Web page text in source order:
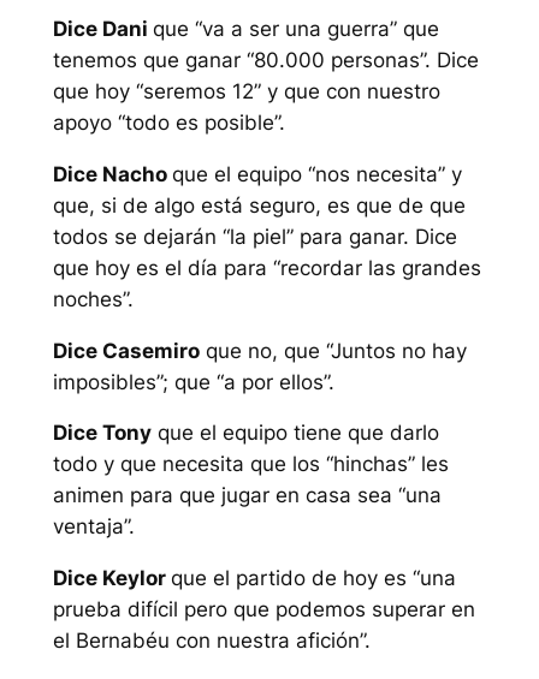
Dice Dani que “va a ser una guerra” que
tenemos que ganar “80.000 personas”. Dice
que hoy “seremos 12” y que con nuestro
apoyo “todo es posible”.
Dice Nacho que el equipo “nos necesita” y
que, si de algo está seguro, es que de que
todos se dejarán “la piel” para ganar. Dice
que hoy es el día para “recordar las grandes
noches”.
Dice Casemiroque no, que “Juntos no hay
imposibles”; que “a por ellos”.
Dice Tonyque el equipo tiene que darlo
todo y que necesita que los “hinchas” les
animen para que jugar en casa sea “una
ventaja”.
Dice Keylor que el partido de hoy es “una
prueba difícil pero que podemos superar en
el Bernabéu con nuestra afición”.